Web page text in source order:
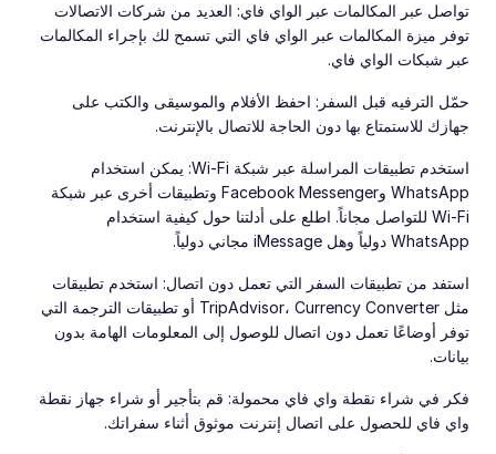
تواصل عبر المكالمات عبر الواي فاي: العديد من شركات الاتصالات
توفر ميزة المكالمات عبر الواي فاي التي تسمح لك بإجراء المكالمات
عبر شبكات الواي فاي.
حمّل الترفيه قبل السفر: احفظ الأفلام والموسيقى والكتب على
جهازك للاستمتاع بها دون الحاجة للاتصال بالإنترنت.
استخدم تطبيقات المراسلة عبر شبكة Wi-Fi: يمكن استخدام
WhatsApp وFacebook Messenger وتطبيقات أخرى عبر شبكة
Wi-Fi للتواصل مجاناً. اطلع على أدلتنا حول كيفية استخدام
WhatsApp دولياً وهل iMessage مجاني دولياً.
استفد من تطبيقات السفر التي تعمل دون اتصال: استخدم تطبيقات
مثل TripAdvisor، Currency Converter أو تطبيقات الترجمة التي
توفر أوضاعًا تعمل دون اتصال للوصول إلى المعلومات الهامة بدون
بيانات.
فكر في شراء نقطة واي فاي محمولة: قم بتأجير أو شراء جهاز نقطة
واي فاي للحصول على اتصال إنترنت موثوق أثناء سفراتك.